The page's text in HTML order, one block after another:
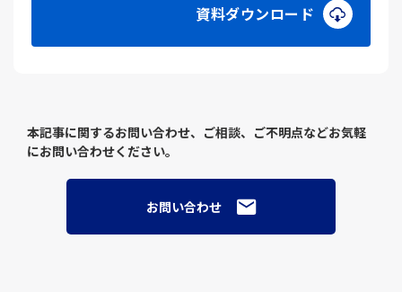
資料ダウンロード
本記事に関するお問い合わせ、ご相談、ご不明点などお気軽
にお問い合わせください。
お問い合わせ